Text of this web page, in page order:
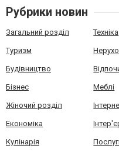
Рубрики новин
Загальний розділ Техніка
Туризм
Будівництво
Бізнес Меблі
Жіночий розділ
Економіка
Кулінарія